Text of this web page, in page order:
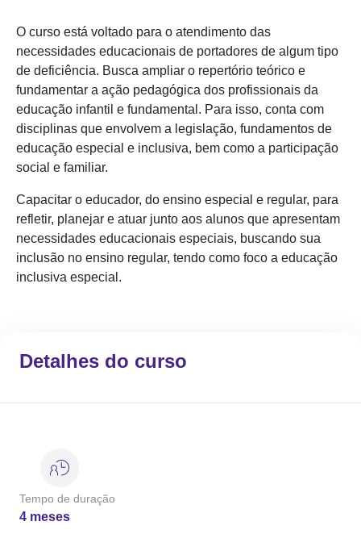
O curso está voltado para o atendimento das
necessidades educacionais de portadores de algum tipo
de deficiência. Busca ampliar o repertório teórico e
fundamentar a ação pedagógica dos profissionais da
educação infantil e fundamental. Para isso, conta com
disciplinas que envolvem a legislação, fundamentos de
educação especial e inclusiva, bem como a participação
social e familiar.
Capacitar o educador, do ensino especial e regular, para
refletir, planejar e atuar junto aos alunos que apresentam
necessidades educacionais especiais, buscando sua
inclusão no ensino regular, tendo como foco a educação
inclusiva especial.
Detalhes do curso
Tempo de duração
4 meses